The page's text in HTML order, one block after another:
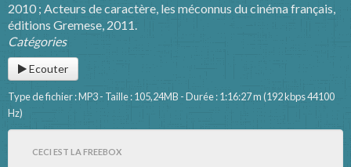
2010 ; Acteurs de caractère, les méconnus du cinéma français,
éditions Gremese, 2011.
Catégories
Ecouter
Type de fichier : MP3 - Taille : 105,24MB - Durée : 1:16:27 m (192 kbps 44100
Hz)
CECI EST LA FREEBOX